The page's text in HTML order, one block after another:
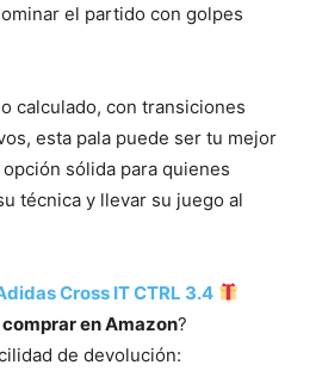
el partido con golpes
calculado, con transiciones
esta pala puede ser tu mejor
opción sólida para quienes
técnica y llevar su juego al
Cross IT CTRL 3.4
comprar en Amazon?
de devolución: